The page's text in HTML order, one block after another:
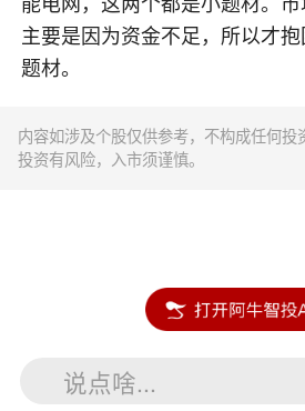
能电网，这两个都是小题材。
主要是因为资金不足，所以才
题材。
内容如涉及个股仅供参考，不构成任何投
投资有风险，入市须谨慎。
说点啥...